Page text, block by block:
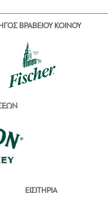
ΒΡΑΒΕΙΟΥ ΚΟΙΝΟΥ
ΕΙΣΙΤΗΡΙΑ